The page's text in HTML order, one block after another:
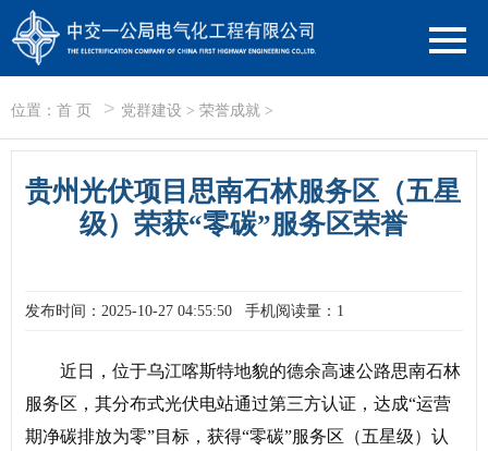
位置： 首 页 > 党群建设 > 荣誉成就 >
贵州光伏项目思南石林服务区（五星
级）荣获“零碳”服务区荣誉
发布时间：2025-10-27 04:55:50 手机阅读量：1
近日，位于乌江喀斯特地貌的德余高速公路思南石林
服务区，其分布式光伏电站通过第三方认证，达成“运营
期净碳排放为零”目标，获得“零碳”服务区（五星级）认